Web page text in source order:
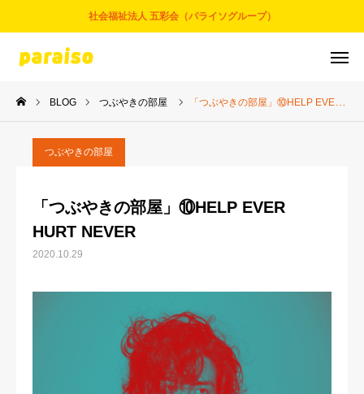
社会福祉法人 五彩会（パライソグループ）
BLOG つぶやきの部屋 「つぶやきの部屋」⑩HELP EVER HURT NEVER
つぶやきの部屋
「つぶやきの部屋」⑩HELP EVER
HURT NEVER
2020.10.29
お問合せ サービスについて
アクセス
事業とサービス